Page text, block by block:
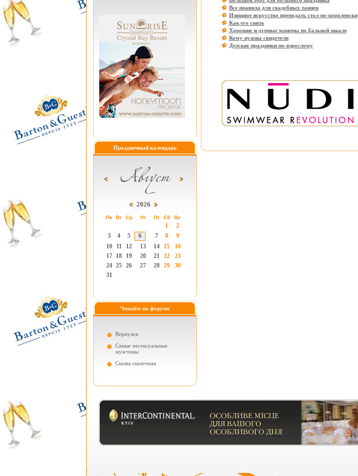
Праздничный календарь
2026
Пн Вт Ср Чт Пт Сб Вс
1
2
3
4 5 6 7 8
9
10
11 12 13 14 15
16
17
18 19 20 21 22
23
24 25 26 27 28 29
30
31
Читайте на форуме
Вернулся.
Самые несексуальные
мужчины
Cказка сказочная
Все правила для свадебных танцев
Изящное искусство преподать стол по-королевски
Как его снять
Хорошие и дурные манеры по бальной шкале
Кому нужны свидетели
Детские праздники по-взрослому